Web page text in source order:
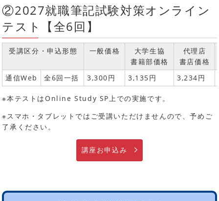
②2027就職筆記試験対策オンライン
テスト【全6回】
受講区分・申込形態 一般価格
大学生協
書籍部価格
代理店
書店価格
通信Web
全6回一括 3,300円 3,135円 3,234円
※本テストはOnline Study SP上での実施です。
※スマホ・タブレットではご受講いただけませんので、予めご
了承ください。
講座お申込み